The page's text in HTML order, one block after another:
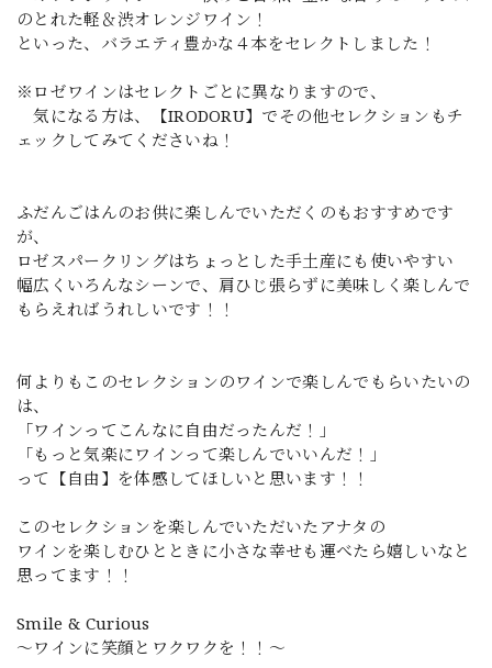
のとれた軽＆渋オレンジワイン！
といった、バラエティ豊かな４本をセレクトしました！
※ロゼワインはセレクトごとに異なりますので、
気になる方は、【IRODORU】でその他セレクションもチ
ェックしてみてくださいね！
ふだんごはんのお供に楽しんでいただくのもおすすめです
が、
ロゼスパークリングはちょっとした手土産にも使いやすい
幅広くいろんなシーンで、肩ひじ張らずに美味しく楽しんで
もらえればうれしいです！！
何よりもこのセレクションのワインで楽しんでもらいたいの
は、
「ワインってこんなに自由だったんだ！」
「もっと気楽にワインって楽しんでいいんだ！」
って【自由】を体感してほしいと思います！！
このセレクションを楽しんでいただいたアナタの
ワインを楽しむひとときに小さな幸せも運べたら嬉しいなと
思ってます！！
Smile & Curious
～ワインに笑顔とワクワクを！！～